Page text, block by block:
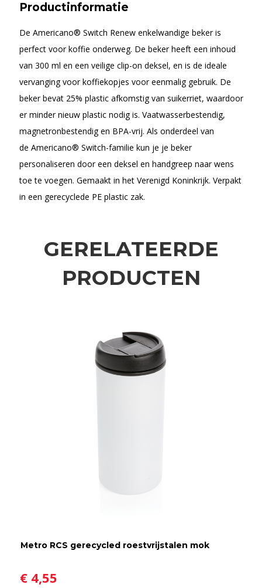
Productinformatie
De Americano® Switch Renew enkelwandige beker is
perfect voor koffie onderweg. De beker heeft een inhoud
van 300 ml en een veilige clip-on deksel, en is de ideale
vervanging voor koffiekopjes voor eenmalig gebruik. De
beker bevat 25% plastic afkomstig van suikerriet, waardoor
er minder nieuw plastic nodig is. Vaatwasserbestendig,
magnetronbestendig en BPA-vrij. Als onderdeel van
de Americano® Switch-familie kun je je beker
personaliseren door een deksel en handgreep naar wens
toe te voegen. Gemaakt in het Verenigd Koninkrijk. Verpakt
in een gerecyclede PE plastic zak.
GERELATEERDE
PRODUCTEN
Metro RCS gerecycled roestvrijstalen mok
€ 4,55